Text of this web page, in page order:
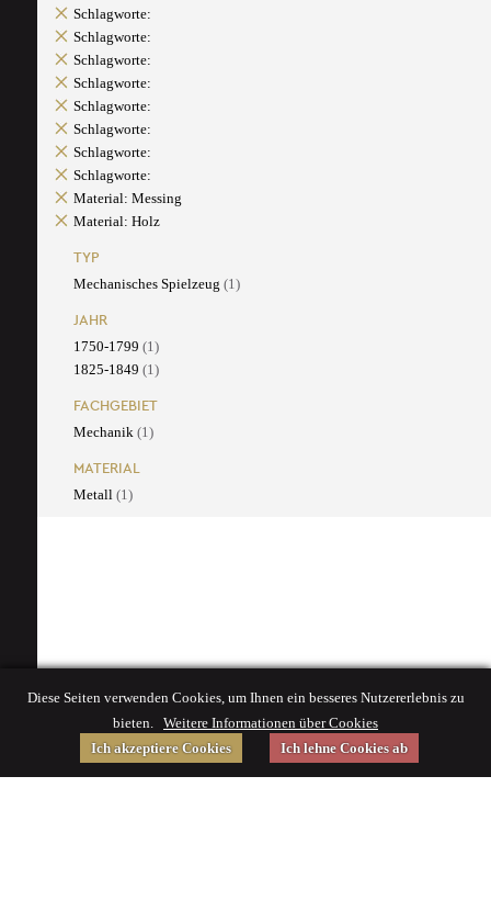
Schlagworte:
Schlagworte:
Schlagworte:
Schlagworte:
Schlagworte:
Schlagworte:
Schlagworte:
Schlagworte:
Material: Messing
Material: Holz
TYP
Mechanisches Spielzeug (1)
JAHR
1750-1799 (1)
1825-1849 (1)
FACHGEBIET
Mechanik (1)
MATERIAL
Metall (1)
Diese Seiten verwenden Cookies, um Ihnen ein besseres Nutzererlebnis zu
bieten. Weitere Informationen über Cookies
Ich akzeptiere Cookies
Ich lehne Cookies ab